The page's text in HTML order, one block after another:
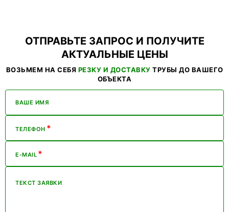
ОТПРАВЬТЕ ЗАПРОС И ПОЛУЧИТЕ
АКТУАЛЬНЫЕ ЦЕНЫ
ВОЗЬМЕМ НА СЕБЯ РЕЗКУ И ДОСТАВКУ ТРУБЫ ДО ВАШЕГО
ОБЪЕКТА
ВАШЕ ИМЯ
ТЕЛЕФОН *
E-MAIL *
ТЕКСТ ЗАЯВКИ